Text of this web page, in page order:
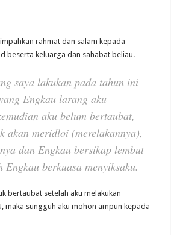
rahmat dan salam kepada
beserta keluarga dan sahabat beliau.
saya lakukan pada tahun ini
Engkau larang aku
aku belum bertaubat,
akan meridloi (merelakannya),
dan Engkau bersikap lembut
Engkau berkuasa menyiksaku.
bertaubat setelah aku melakukan
maka sungguh aku mohon ampun kepada-